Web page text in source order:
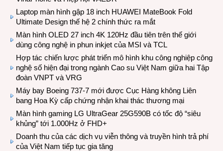
Laptop màn hình gập 18 inch HUAWEI MateBook Fold
Ultimate Design thế hệ 2 chính thức ra mắt
Màn hình OLED 27 inch 4K 120Hz đầu tiên trên thế giới
dùng công nghệ in phun inkjet của MSI và TCL
Hợp tác chiến lược phát triển mô hình khu công nghiệp công
nghệ số hiện đại trong ngành Cao su Việt Nam giữa hai Tập
đoàn VNPT và VRG
Máy bay Boeing 737-7 mới được Cục Hàng không Liên
bang Hoa Kỳ cấp chứng nhận khai thác thương mại
Màn hình gaming LG UltraGear 25G590B có tốc độ “siêu
khủng” tới 1.000Hz ở FHD+
Doanh thu của các dịch vụ viễn thông và truyền hình trả phí
của Việt Nam tiếp tục gia tăng